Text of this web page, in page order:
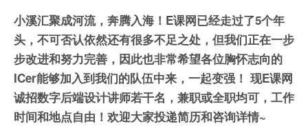
小溪汇聚成河流，奔腾入海！ E课网已经走过了5个年
头，不可否认依然还有很多不足之处，但我们正在一步
步改进和努力完善，因此也非常希望各位胸怀志向的
ICer能够加入到我们的队伍中来，一起变强！ 现E课网
诚招数字后端设计讲师若干名， 兼职或全职均可，工作
时间和地点自由！ 欢迎大家投递简历和咨询详情~